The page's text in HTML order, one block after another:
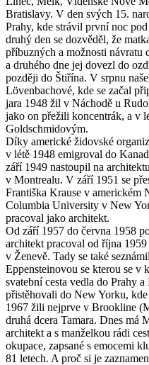
Bratislavy. V den svých 15.
Prahy, kde strávil první noc
druhý den se dozvěděl, že
příbuzných a možnosti návratu
a druhého dne jej dovezl do
později do Štiřína. V srpnu
Lövenbachové, kde se začal
jara 1948 žil v Náchodě u
jako on přežili koncentrák, a v
Goldschmidovým.
Díky americké židovské
v létě 1948 emigroval do
září 1949 nastoupil na
v Montrealu. V září 1951 se
Františka Krause v americkém
Columbia University v New
pracoval jako architekt.
Od září 1957 do června 1958
architekt pracoval od října
v Ženevě. Tady se také
Eppensteinovou se kterou se
svatební cesta vedla do Prahy
přistěhovali do New Yorku,
1967 žili nejprve v Brookline
druhá dcera Tamara. Dnes má
architekt a s manželkou rádi
okupace, zapsané s emocemi
81 letech. A proč si je